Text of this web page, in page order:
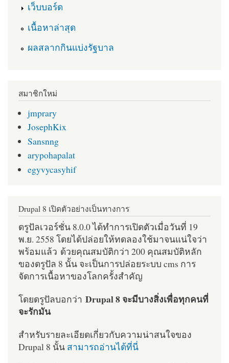
เว็บบอร์ด
เนื้อหาล่าสุด
ผลสลากกินแบ่งรัฐบาล
สมาชิกใหม่
jmprary
JosephKix
Sansnng
arypohapalat
egyvycasyhif
Drupal 8 เปิดตัวอย่างเป็นทางการ
ดรูปัลเวอร์ชั่น 8.0.0 ได้ทำการเปิดตัวเมื่อวันที่ 19
พ.ย. 2558 โดยได้ปล่อยให้ทดลองใช้มาจนแน่ใจว่า
พร้อมแล้ว ด้วยคุณสมบัติกว่า 200 คุณสมบัติหลัก
ของดรูปัล 8 นั้น จะเป็นการปล่อยระบบ cms การ
จัดการเนื้อหาของโลกครั้งสำคัญ
โดยดรูปัลบอกว่า Drupal 8 จะมีบางสิ่งเพื่อทุกคนที่
จะรักมัน
สำหรับรายละเอียดเกี่ยวกับความน่าสนใจของ
Drupal 8 นั้น สามารถอ่านได้ที่นี่